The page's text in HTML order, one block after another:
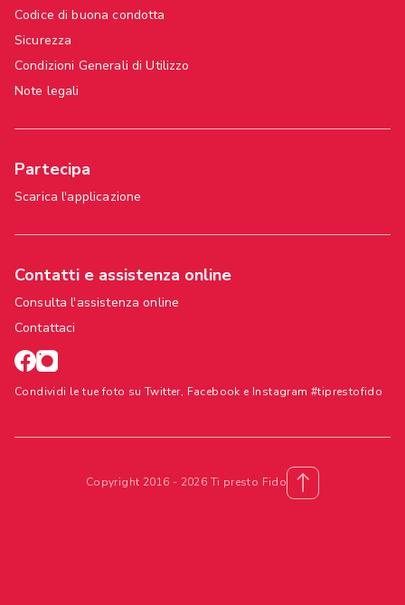
Codice di buona condotta
Sicurezza
Condizioni Generali di Utilizzo
Note legali
Partecipa
Scarica l'applicazione
Contatti e assistenza online
Consulta l'assistenza online
Contattaci
Condividi le tue foto su Twitter, Facebook e Instagram #tiprestofido
Copyright 2016 - 2026 Ti presto Fido